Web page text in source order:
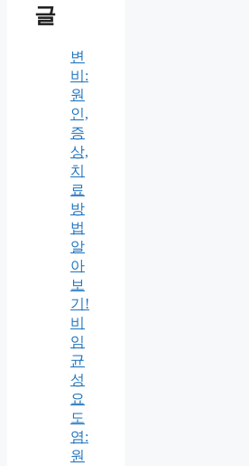
글
변
비:
원
인,
증
상,
치
료
방
법
알
아
보
기!
비
임
균
성
요
도
염:
원